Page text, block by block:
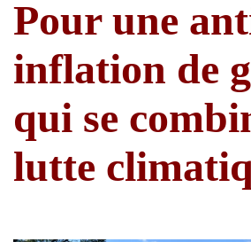
Pour une
inflation de
qui se
lutte